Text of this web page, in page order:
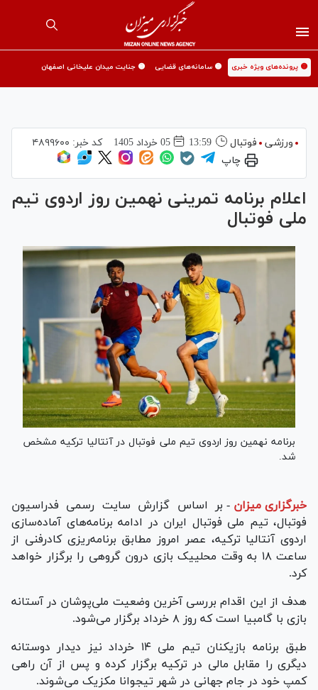
🟡 پرونده‌های ویژه خبری 🟡 سامانه‌های قضایی 🟡 جنایت میدان علیخانی اصفهان
ورزشی فوتبال 13:59 05 خرداد 1405 کد خبر: ۴۸۹۹۶۰۰
چاپ
اعلام برنامه تمرینی نهمین روز اردوی تیم
ملی فوتبال
برنامه نهمین روز اردوی تیم ملی فوتبال در آنتالیا ترکیه مشخص
شد.
خبرگزاری میزان - بر اساس گزارش سایت رسمی فدراسیون
فوتبال، تیم ملی فوتبال ایران در ادامه برنامه‌های آماده‌سازی
اردوی آنتالیا ترکیه، عصر امروز مطابق برنامه‌ریزی کادرفنی از
ساعت ۱۸ به وقت محلییک بازی درون گروهی را برگزار خواهد
کرد.
هدف از این اقدام بررسی آخرین وضعیت ملی‌پوشان در آستانه
بازی با گامبیا است که روز ۸ خرداد برگزار می‌شود.
طبق برنامه بازیکنان تیم ملی ۱۴ خرداد نیز دیدار دوستانه
دیگری را مقابل مالی در ترکیه برگزار کرده و پس از آن راهی
کمپ خود در جام جهانی در شهر تیجوانا مکزیک می‌شوند.